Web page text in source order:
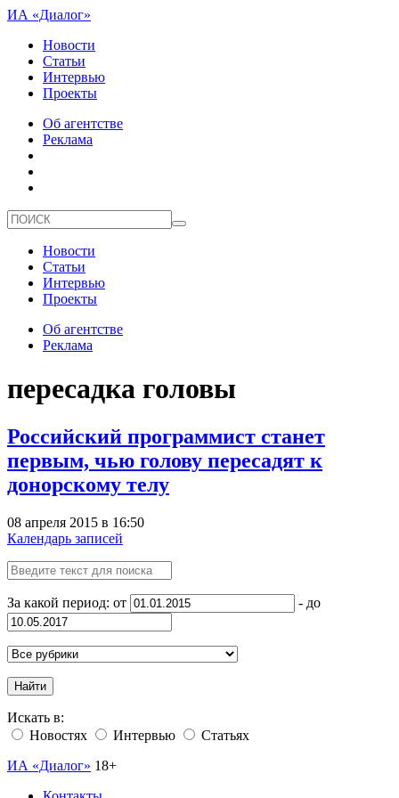
ИА «Диалог»
Новости
Статьи
Интервью
Проекты
Об агентстве
Реклама
Новости
Статьи
Интервью
Проекты
Об агентстве
Реклама
пересадка головы
Российский программист станет
первым, чью голову пересадят к
донорскому телу
08 апреля 2015 в 16:50
Календарь записей
За какой период: от - до
Найти
Искать в:
Новостях
Интервью
Статьях
ИА «Диалог» 18+